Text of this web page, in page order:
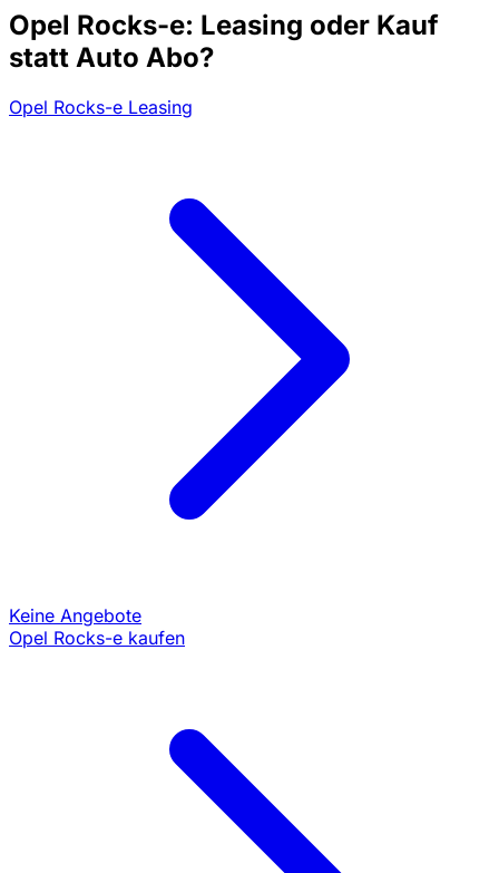
Opel Rocks-e: Leasing oder Kauf
statt Auto Abo?
Opel Rocks-e Leasing
Keine Angebote
Opel Rocks-e kaufen